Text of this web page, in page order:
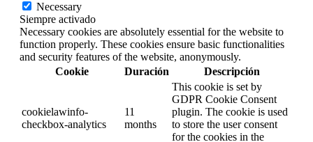
Necessary
Siempre activado
Necessary cookies are absolutely essential for the website to
function properly. These cookies ensure basic functionalities
and security features of the website, anonymously.
Cookie
Duración Descripción
cookielawinfo-
checkbox-analytics
11
months
This cookie is set by
GDPR Cookie Consent
plugin. The cookie is used
to store the user consent
for the cookies in the